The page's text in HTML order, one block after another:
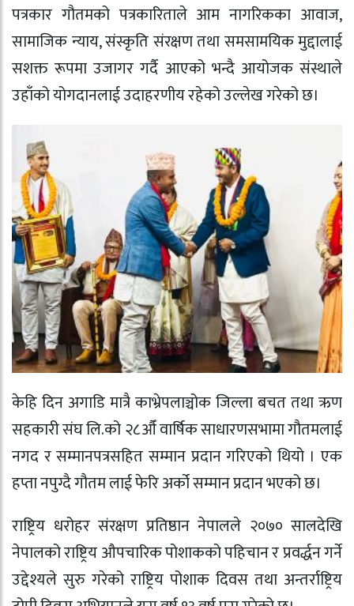
पत्रकार गौतमको पत्रकारिताले आम नागरिकका आवाज,
सामाजिक न्याय, संस्कृति संरक्षण तथा समसामयिक मुद्दालाई
सशक्त रूपमा उजागर गर्दै आएको भन्दै आयोजक संस्थाले
उहाँको योगदानलाई उदाहरणीय रहेको उल्लेख गरेको छ।
केहि दिन अगाडि मात्रै काभ्रेपलाञ्चोक जिल्ला बचत तथा ऋण
सहकारी संघ लि.को २८औँ वार्षिक साधारणसभामा गौतमलाई
नगद र सम्मानपत्रसहित सम्मान प्रदान गरिएको थियो । एक
हप्ता नपुग्दै गौतम लाई फेरि अर्को सम्मान प्रदान भएको छ।
राष्ट्रिय धरोहर संरक्षण प्रतिष्ठान नेपालले २०७० सालदेखि
नेपालको राष्ट्रिय औपचारिक पोशाकको पहिचान र प्रवर्द्धन गर्ने
उद्देश्यले सुरु गरेको राष्ट्रिय पोशाक दिवस तथा अन्तर्राष्ट्रिय